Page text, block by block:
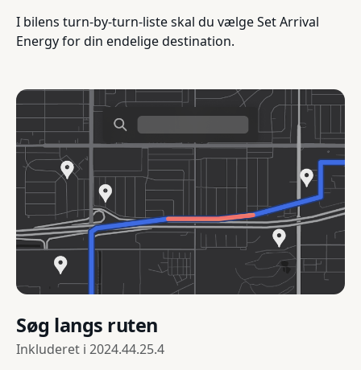
I bilens turn-by-turn-liste skal du vælge Set Arrival
Energy for din endelige destination.
Søg langs ruten
Inkluderet i 2024.44.25.4